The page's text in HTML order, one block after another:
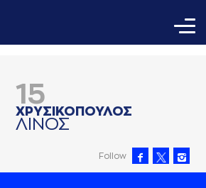
15
ΧΡΥΣΙΚΟΠΟΥΛΟΣ
ΛΙΝΟΣ
Follow